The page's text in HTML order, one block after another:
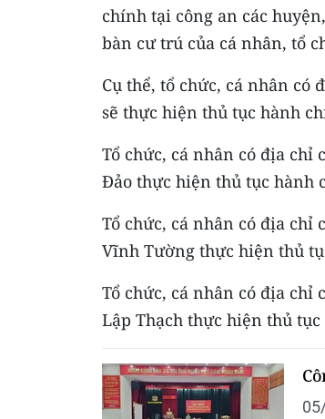
chính tại công an các
bàn cư trú của cá nhân, tổ
Cụ thể, tổ chức, cá nhân
sẽ thực hiện thủ tục hành
Tổ chức, cá nhân có địa
Đảo thực hiện thủ tục hành
Tổ chức, cá nhân có địa
Vĩnh Tường thực hiện thủ
Tổ chức, cá nhân có địa
Lập Thạch thực hiện thủ